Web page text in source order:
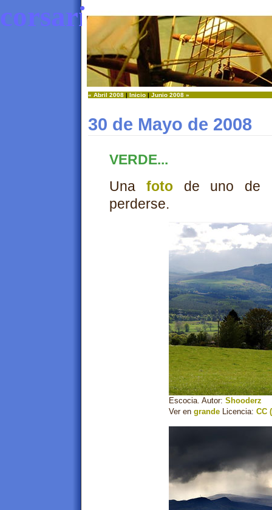
corsaria
« Abril 2008 | Inicio | Junio 2008 »
30 de Mayo de 2008
VERDE...
Una fotode uno de
perderse.
Escocia. Autor: Shooderz
Ver en grandeLicencia: CC